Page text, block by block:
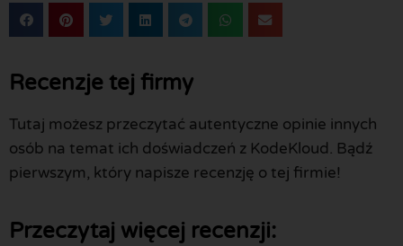
Recenzje tej firmy
Tutaj możesz przeczytać autentyczne opinie innych
osób na temat ich doświadczeń z KodeKloud. Bądź
pierwszym, który napisze recenzję o tej firmie!
Przeczytaj więcej recenzji: